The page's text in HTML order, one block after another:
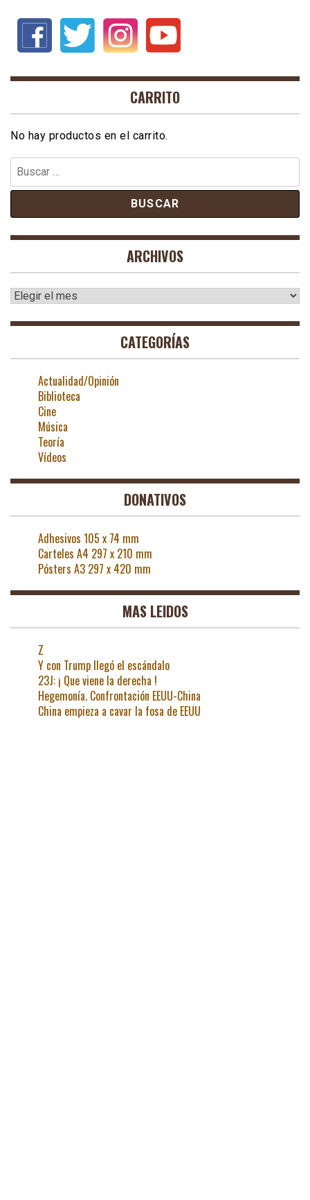
CARRITO
No hay productos en el carrito.
Buscar:
ARCHIVOS
Archivos
CATEGORÍAS
Actualidad/Opinión
Biblioteca
Cine
Música
Teoría
Vídeos
DONATIVOS
Adhesivos 105 x 74 mm
Carteles A4 297 x 210 mm
Pósters A3 297 x 420 mm
MAS LEIDOS
Z
Y con Trump llegó el escándalo
23J: ¡ Que viene la derecha !
Hegemonía. Confrontación EEUU-China
China empieza a cavar la fosa de EEUU